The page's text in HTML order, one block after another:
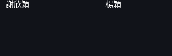
謝欣穎 楊穎